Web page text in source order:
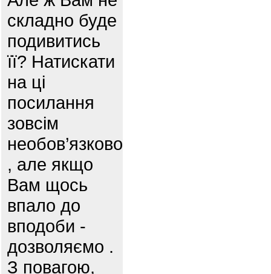
складно буде
подивитись
її? Натискати
на ці
посилання
зовсім
необов’язково
, але якщо
Вам щось
впало до
вподоби -
дозволяємо .
З повагою,